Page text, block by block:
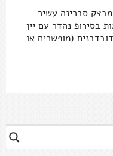
מבצק סברינה עשיר
בסירופ נהדר עם יין
(מופשרים או